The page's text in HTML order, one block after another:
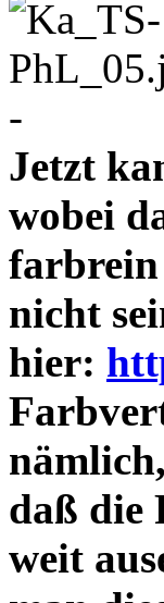
-
Jetzt
wobei
farbrein
nicht
hier:
nämlich,
daß die
weit